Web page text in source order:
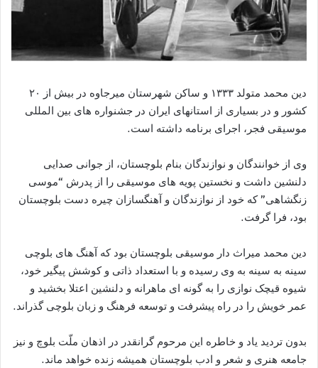
دین محمد متولد ۱۳۳۳ و ساکن شهرستان میرجاوه در بیش از ۲۰
کشور و در بسیاری از استانهای ایران در جشنواره های بین المللی
موسیقی فجر، اجرای برنامه داشته است.
وی از خوانندگان و نوازندگان بنام بلوچستان، از جوانی صدایی
دلنشین داشت و نخستین پویه های موسیقی را از پدرش “موسی
زنگشاهی” که خود از نوازندگان و آهنگسازان چیره دست بلوچستان
بود، فرا گرفت.
دین محمد میراث دار موسیقی بلوچستان بود که آهنگ های بلوچی
سینه به سینه به وی رسیده و با استعداد ذاتی و کوشش پیگیر خود،
شیوه قیچک نوازی را به گونه ای ماهرانه و دلنشین اعتلا بخشید و
عمر خویش را در راه پیشرفت و توسعه فرهنگ و زبان بلوچی گذراند.
بدون تردید یاد و خاطره این مرحوم گرانقدر در اذهان ملّت بلوچ و نیز
جامعه هنری و شعر و ادب بلوچستان همیشه زنده خواهد ماند.